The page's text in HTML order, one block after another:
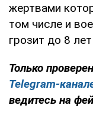
жертвами
том числе и
грозит до 8
Только
Telegram-
ведитесь на